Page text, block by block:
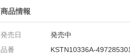
商品情報
発売日
発売中
品番
KSTN10336A-